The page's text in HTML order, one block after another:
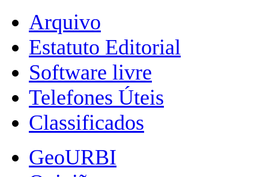
Arquivo
Estatuto Editorial
Software livre
Telefones Úteis
Classificados
GeoURBI